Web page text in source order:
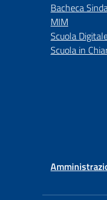
Bacheca
MIM
Scuola
Scuola in